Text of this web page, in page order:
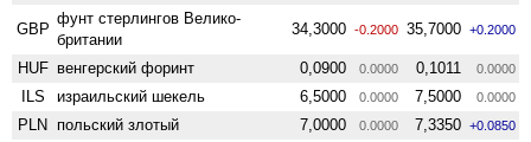
GBP
фунт стерлингов Велико­
британии
34,3000 -0.2000 35,7000 +0.2000
HUF венгерский форинт 0,0900 0.0000 0,1011 0.0000
ILS израильский шекель 6,5000 0.0000 7,5000 0.0000
PLN польский злотый 7,0000 0.0000 7,3350 +0.0850